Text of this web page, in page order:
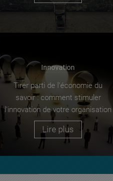
Innovation
Tirer parti de l'économie du
savoir : comment stimuler
l'innovation de votre organisation
Lire plus